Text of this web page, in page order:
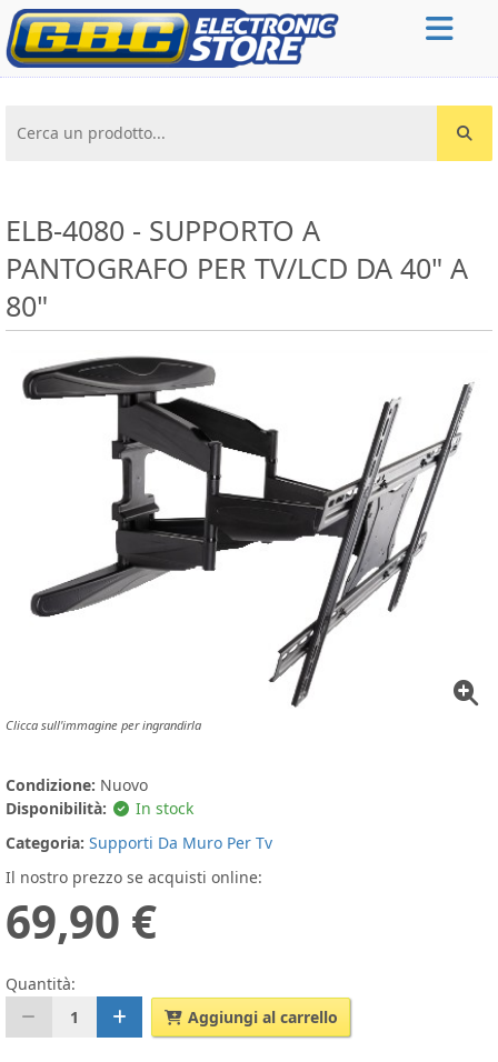
Cerca un prodotto...
ELB-4080 - SUPPORTO A
PANTOGRAFO PER TV/LCD DA 40" A
80"
Clicca sull'immagine per ingrandirla
Condizione: Nuovo
Disponibilità:
In stock
Categoria: Supporti Da Muro Per Tv
Il nostro prezzo se acquisti online:
69,90 €
Quantità:
1
Aggiungi al carrello